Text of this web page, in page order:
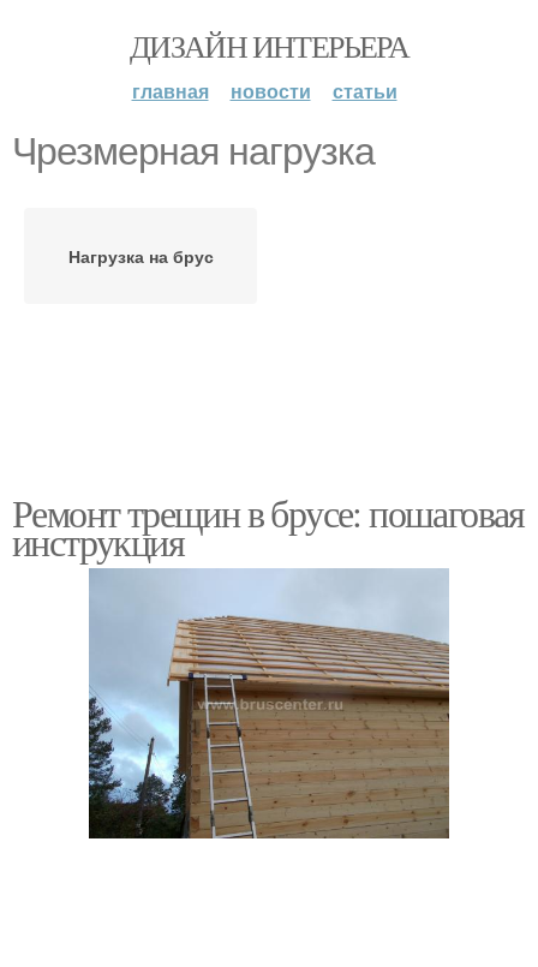
ДИЗАЙН ИНТЕРЬЕРА
главная новости статьи
Чрезмерная нагрузка
Нагрузка на брус
Ремонт трещин в брусе: пошаговая
инструкция